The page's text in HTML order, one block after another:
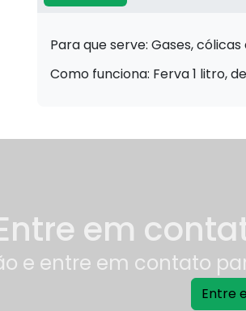
Para que serve: Gases, cólicas
Como funciona: Ferva 1 litro,
em
e entre em contato
Entre